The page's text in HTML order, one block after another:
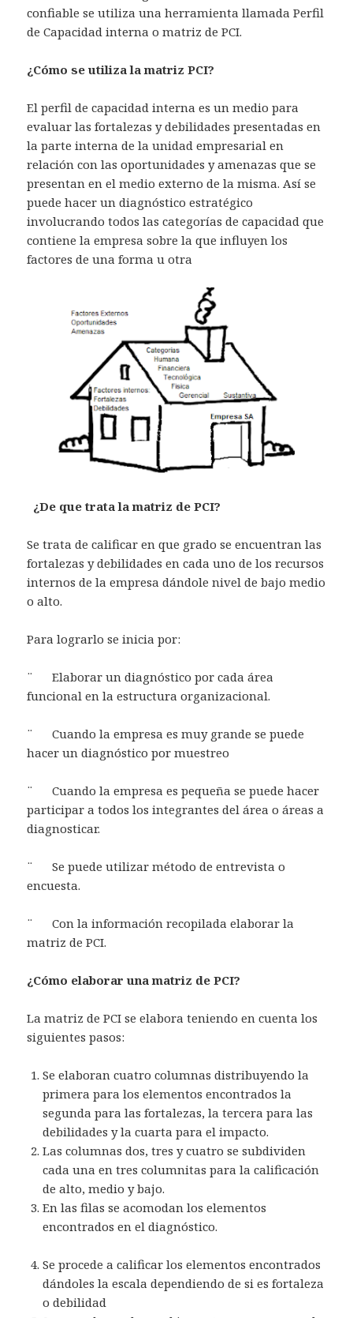
confiable se utiliza una herramienta llamada Perfil
de Capacidad interna o matriz de PCI.
¿Cómo se utiliza la matriz PCI?
El perfil de capacidad interna es un medio para
evaluar las fortalezas y debilidades presentadas en
la parte interna de la unidad empresarial en
relación con las oportunidades y amenazas que se
presentan en el medio externo de la misma. Así se
puede hacer un diagnóstico estratégico
involucrando todos las categorías de capacidad que
contiene la empresa sobre la que influyen los
factores de una forma u otra
¿De que trata la matriz de PCI?
Se trata de calificar en que grado se encuentran las
fortalezas y debilidades en cada uno de los recursos
internos de la empresa dándole nivel de bajo medio
o alto.
Para lograrlo se inicia por:
¨ Elaborar un diagnóstico por cada área
funcional en la estructura organizacional.
¨ Cuando la empresa es muy grande se puede
hacer un diagnóstico por muestreo
¨ Cuando la empresa es pequeña se puede hacer
participar a todos los integrantes del área o áreas a
diagnosticar.
¨ Se puede utilizar método de entrevista o
encuesta.
¨ Con la información recopilada elaborar la
matriz de PCI.
¿Cómo elaborar una matriz de PCI?
La matriz de PCI se elabora teniendo en cuenta los
siguientes pasos:
Se elaboran cuatro columnas distribuyendo la
primera para los elementos encontrados la
segunda para las fortalezas, la tercera para las
debilidades y la cuarta para el impacto.
Las columnas dos, tres y cuatro se subdividen
cada una en tres columnitas para la calificación
de alto, medio y bajo.
En las filas se acomodan los elementos
encontrados en el diagnóstico.
Se procede a calificar los elementos encontrados
dándoles la escala dependiendo de si es fortaleza
o debilidad